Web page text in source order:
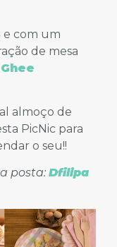
e com um
de mesa
Ghee
almoço de
PicNic para
o seu!!
posta: Dfilipa